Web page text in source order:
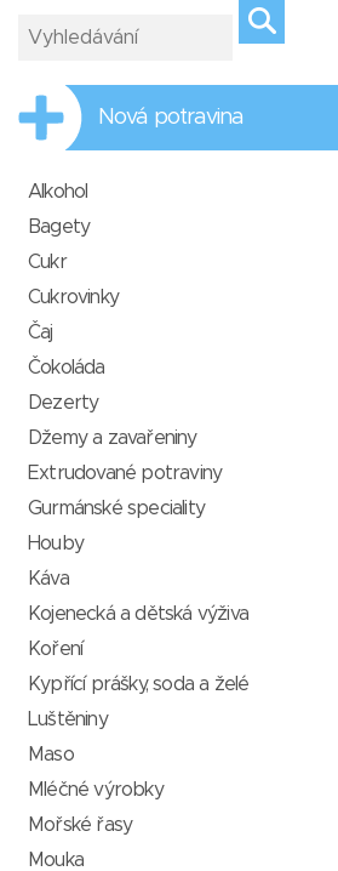
Nová potravina
Alkohol
Bagety
Cukr
Cukrovinky
Čaj
Čokoláda
Dezerty
Džemy a zavařeniny
Extrudované potraviny
Gurmánské speciality
Houby
Káva
Kojenecká a dětská výživa
Koření
Kypřící prášky, soda a želé
Luštěniny
Maso
Mléčné výrobky
Mořské řasy
Mouka